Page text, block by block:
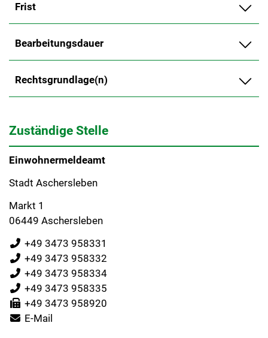
Frist
Bearbeitungsdauer
Rechtsgrundlage(n)
Zuständige Stelle
Einwohnermeldeamt
Stadt Aschersleben
Markt 1
06449 Aschersleben
+49 3473 958331
+49 3473 958332
+49 3473 958334
+49 3473 958335
+49 3473 958920
E-Mail